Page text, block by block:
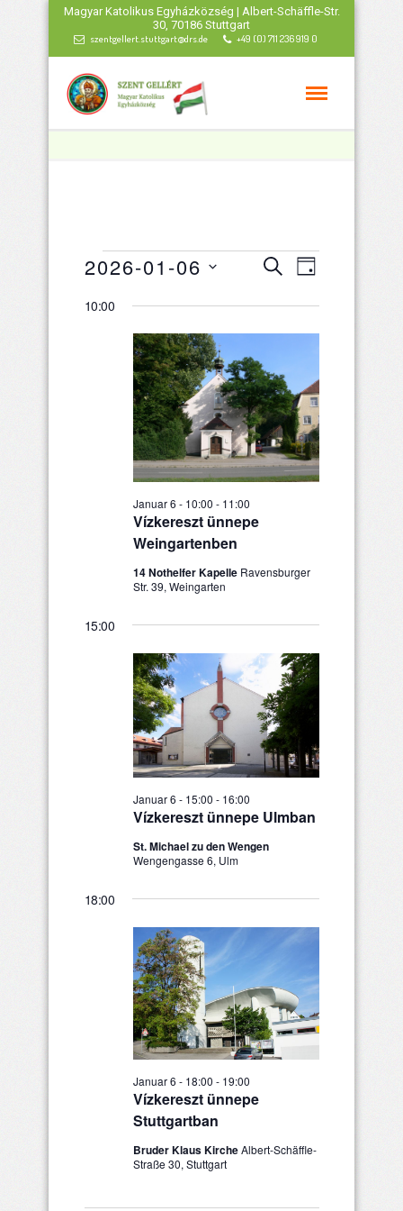
Magyar Katolikus Egyházközség | Albert-Schäffle-Str.
30, 70186 Stuttgart
szentgellert.stuttgart@drs.de +49 (0) 711 236 919 0
Veranstaltungen
für
Januar
2026
Such-
und
Suche
Tag
2026-01-06
wählen.
10:00
Vízkereszt ünnepe
Weingartenben
Januar 6 - 10:00 - 11:00
14 Nothelfer Kapelle Ravensburger
Str. 39, Weingarten
15:00
Vízkereszt ünnepe Ulmban
Januar 6 - 15:00 - 16:00
St. Michael zu den Wengen
Wengengasse 6, Ulm
18:00
Vízkereszt ünnepe
Stuttgartban
Januar 6 - 18:00 - 19:00
Bruder Klaus KircheAlbert-Schäffle-
Straße 30, Stuttgart